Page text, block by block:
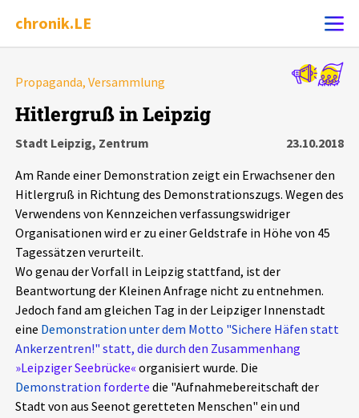
chronik.LE
Ereignis melden
Chronik
Dossiers
Leipziger Zustände
Schlaglichter
Phänomene
Aktuelles
Propaganda, Versammlung
Hitlergruß in Leipzig
Stadt Leipzig, Zentrum
23.10.2018
Am Rande einer Demonstration zeigt ein Erwachsener den
Hitlergruß in Richtung des Demonstrationszugs. Wegen des
Verwendens von Kennzeichen verfassungswidriger
Organisationen wird er zu einer Geldstrafe in Höhe von 45
Tagessätzen verurteilt.
Wo genau der Vorfall in Leipzig stattfand, ist der
Beantwortung der Kleinen Anfrage nicht zu entnehmen.
Jedoch fand am gleichen Tag in der Leipziger Innenstadt
eine Demonstration unter dem Motto "Sichere Häfen statt
Ankerzentren!" statt, die durch den Zusammenhang
»Leipziger Seebrücke« organisiert wurde. Die
Demonstration forderte die "Aufnahmebereitschaft der
Stadt von aus Seenot geretteten Menschen" ein und
Alle Ereignisse
7502 Ereignisse
Ereignisse
Exportieren Filter Erklärungen